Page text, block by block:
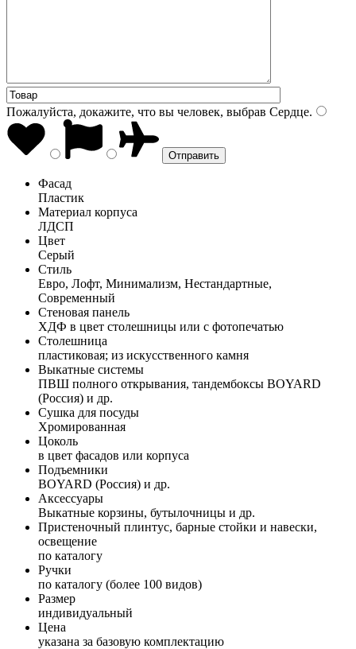
Пожалуйста, докажите, что вы человек, выбрав Сердце.
Фасад
Пластик
Материал корпуса
ЛДСП
Цвет
Серый
Стиль
Евро, Лофт, Минимализм, Нестандартные,
Современный
Стеновая панель
ХДФ в цвет столешницы или с фотопечатью
Столешница
пластиковая; из искусственного камня
Выкатные системы
ПВШ полного открывания, тандембоксы BOYARD
(Россия) и др.
Сушка для посуды
Хромированная
Цоколь
в цвет фасадов или корпуса
Подъемники
BOYARD (Россия) и др.
Аксессуары
Выкатные корзины, бутылочницы и др.
Пристеночный плинтус, барные стойки и навески,
освещение
по каталогу
Ручки
по каталогу (более 100 видов)
Размер
индивидуальный
Цена
указана за базовую комплектацию